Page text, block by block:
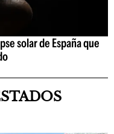
solar de España que